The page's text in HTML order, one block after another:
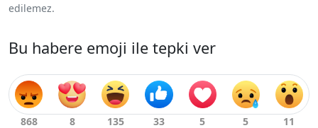
edilemez.
Bu habere emoji ile tepki ver